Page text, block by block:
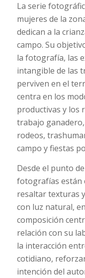
La serie
mujeres de la
dedican a la
campo. Su
la fotografía, las
intangible de las
perviven en el
centra en los
productivas y los
trabajo
rodeos,
campo y fiestas
Desde el punto
fotografías están
resaltar texturas
con luz natural,
composición
relación con su
la interacción
cotidiano,
intención del